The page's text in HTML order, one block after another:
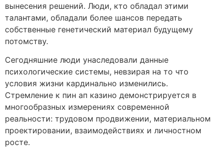
вынесения решений. Люди, кто обладал этими
талантами, обладали более шансов передать
собственные генетический материал будущему
потомству.
Сегодняшние люди унаследовали данные
психологические системы, невзирая на то что
условия жизни кардинально изменились.
Стремление к пин ап казино демонстрируется в
многообразных измерениях современной
реальности: трудовом продвижении, материальном
проектировании, взаимодействиях и личностном
росте.